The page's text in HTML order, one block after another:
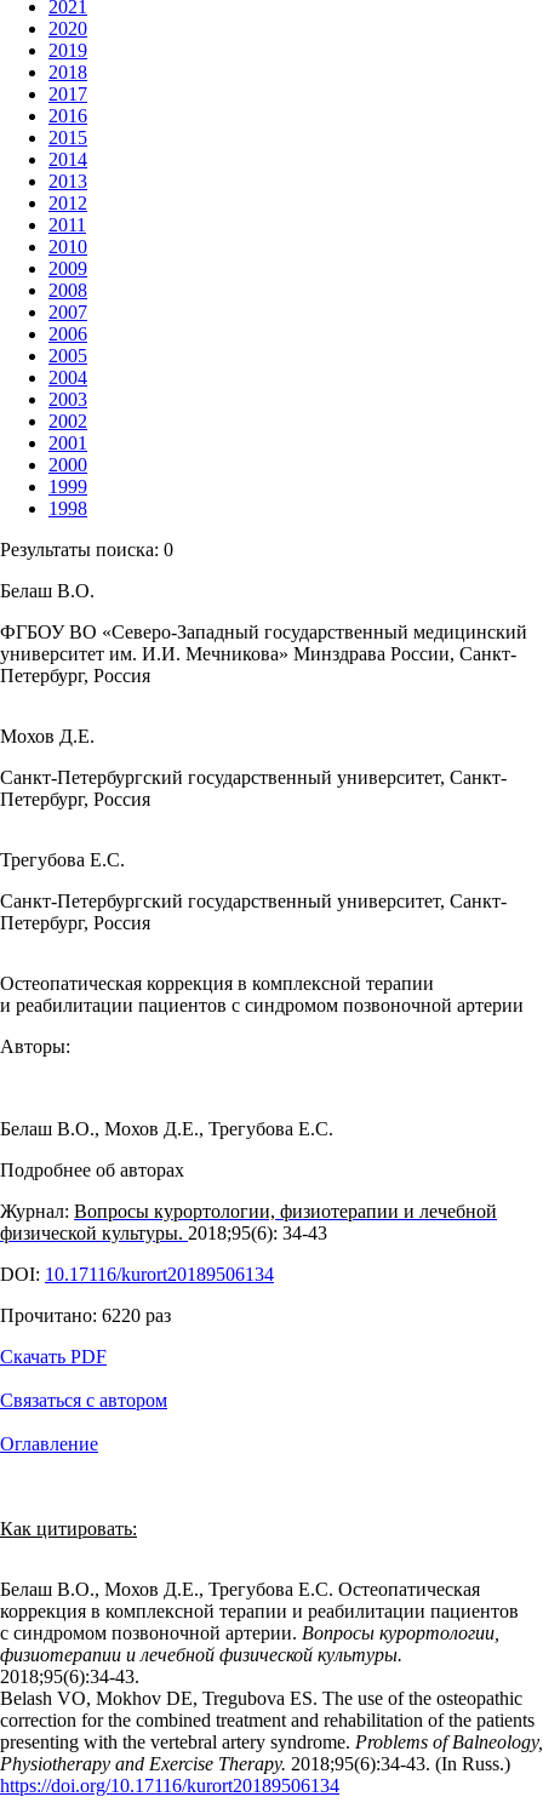
2021
2020
2019
2018
2017
2016
2015
2014
2013
2012
2011
2010
2009
2008
2007
2006
2005
2004
2003
2002
2001
2000
1999
1998
Результаты поиска: 0
Белаш В.О.
ФГБОУ ВО «Северо-Западный государственный медицинский
университет им. И.И. Мечникова» Минздрава России, Санкт-
Петербург, Россия
Мохов Д.Е.
Санкт-Петербургский государственный университет, Санкт-
Петербург, Россия
Трегубова Е.С.
Санкт-Петербургский государственный университет, Санкт-
Петербург, Россия
Остеопатическая коррекция в комплексной терапии
и реабилитации пациентов с синдромом позвоночной артерии
Авторы:
Белаш В.О., Мохов Д.Е., Трегубова Е.С.
Подробнее об авторах
Журнал: Вопросы курортологии, физиотерапии и лечебной
физической культуры. 2018;95(6): 34‑43
DOI: 10.17116/kurort20189506134
Прочитано: 6220 раз
Скачать PDF
Связаться с автором
Оглавление
Как цитировать:
Белаш В.О., Мохов Д.Е., Трегубова Е.С. Остеопатическая
коррекция в комплексной терапии и реабилитации пациентов
с синдромом позвоночной артерии. Вопросы курортологии,
физиотерапии и лечебной физической культуры.
2018;95(6):34‑43.
Belash VO, Mokhov DE, Tregubova ES. The use of the osteopathic
correction for the combined treatment and rehabilitation of the patients
presenting with the vertebral artery syndrome. Problems of Balneology,
Physiotherapy and Exercise Therapy. 2018;95(6):34‑43. (In Russ.)
https://doi.org/10.17116/kurort20189506134